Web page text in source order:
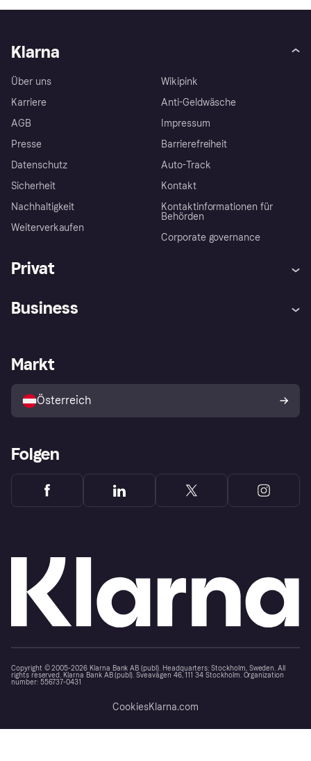
Klarna
Über uns
Karriere
AGB
Presse
Datenschutz
Sicherheit
Nachhaltigkeit
Weiterverkaufen
Wikipink
Anti-Geldwäsche
Impressum
Barrierefreiheit
Auto-Track
Kontakt
Kontaktinformationen für
Behörden
Corporate governance
Privat
Shops entdecken
Business
Händlerportal
Markt
Österreich
Folgen
Copyright © 2005-2026 Klarna Bank AB (publ). Headquarters: Stockholm, Sweden. All
rights reserved. Klarna Bank AB (publ). Sveavägen 46, 111 34 Stockholm. Organization
number: 556737-0431
CookiesKlarna.com